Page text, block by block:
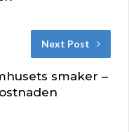
Next Post
smaker –